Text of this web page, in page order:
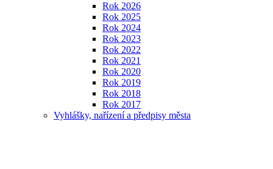
Rok 2026
Rok 2025
Rok 2024
Rok 2023
Rok 2022
Rok 2021
Rok 2020
Rok 2019
Rok 2018
Rok 2017
Vyhlášky, nařízení a předpisy města